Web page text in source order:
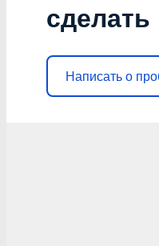
Написать о